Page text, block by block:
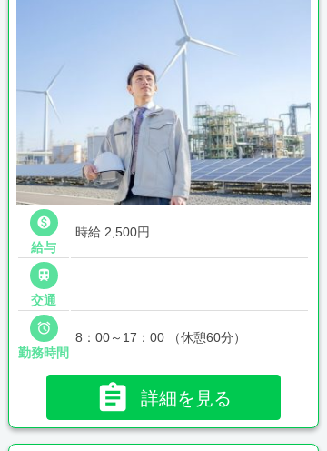

給与
時給 2,500円

交通

勤務時間
8：00～17：00 （休憩60分）
 詳細を見る